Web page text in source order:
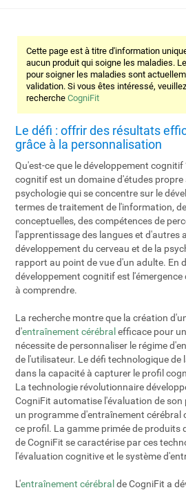
Cette page est à titre d'information
aucun produit qui soigne les maladies.
pour soigner les maladies sont
validation. Si vous êtes intéressé,
rechercheCogniFit
Le défi : offrir des résultats
grâce à la personnalisation
Qu'est-ce que le développement cognitif
cognitif est un domaine d'études propre
psychologie qui se concentre sur le
termes de traitement de l'information,
conceptuelles, des compétences de
l'apprentissage des langues et d'autres
développement du cerveau et de la
rapport au point de vue d'un adulte. En
développement cognitif est l'émergence
à comprendre.
La recherche montre que la création
d'entraînement cérébral efficace pour
nécessite de personnaliser le régime
de l'utilisateur. Le défi technologique
dans la capacité à capturer le profil
La technologie révolutionnaire
CogniFit automatise l'évaluation de
un programme d'entraînement cérébral
ce profil. La gamme primée de produits
de CogniFit se caractérise par ces
l'évaluation cognitive et le système
L'entraînement cérébral de CogniFit a